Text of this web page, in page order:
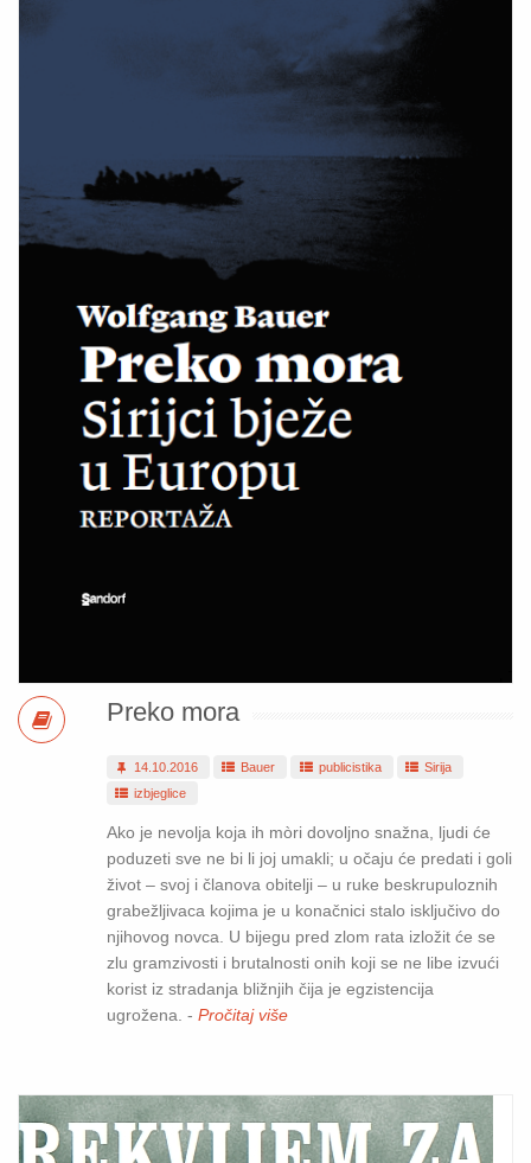
Preko mora
14.10.2016 Bauer publicistika
Sirija
izbjeglice
Ako je nevolja koja ih mòri dovoljno snažna, ljudi će
poduzeti sve ne bi li joj umakli; u očaju će predati i goli
život – svoj i članova obitelji – u ruke beskrupuloznih
grabežljivaca kojima je u konačnici stalo isključivo do
njihovog novca. U bijegu pred zlom rata izložit će se
zlu gramzivosti i brutalnosti onih koji se ne libe izvući
korist iz stradanja bližnjih čija je egzistencija
ugrožena. - Pročitaj više